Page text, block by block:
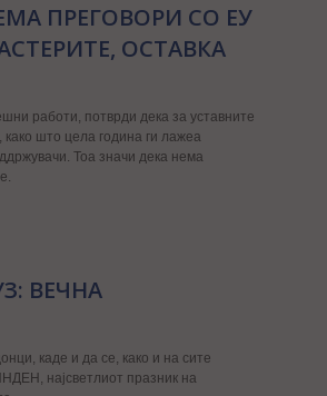
ПРЕГОВОРИ СО ЕУ
ОСТАВКА
работи, потврди дека за уставните
што цела година ги лажеа
Тоа значи дека нема
ВЕЧНА
каде и да се, како и на сите
најсветлиот празник на